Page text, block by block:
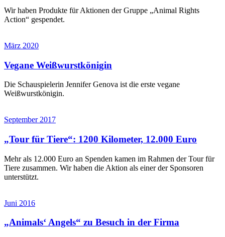
Wir haben Produkte für Aktionen der Gruppe „Animal Rights
Action“ gespendet.
März 2020
Vegane Weißwurstkönigin
Die Schauspielerin Jennifer Genova ist die erste vegane
Weißwurstkönigin.
September 2017
„Tour für Tiere“: 1200 Kilometer, 12.000 Euro
Mehr als 12.000 Euro an Spenden kamen im Rahmen der Tour für
Tiere zusammen. Wir haben die Aktion als einer der Sponsoren
unterstützt.
Juni 2016
„Animals‘ Angels“ zu Besuch in der Firma